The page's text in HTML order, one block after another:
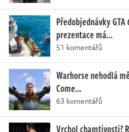
Předobjednávky
prezentace má…
51 komentářů
Warhorse nehodlá
Come…
63 komentářů
Vrchol chamtivosti?